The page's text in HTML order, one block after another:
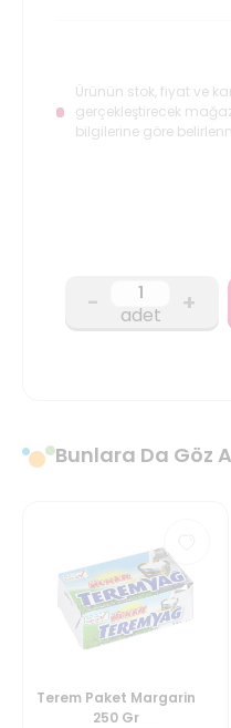
Ürünün stok, fiyat ve
gerçekleştirecek
bilgilerine göre
- adet +
Bunlara Da Göz
Terem Paket Margarin
250 Gr